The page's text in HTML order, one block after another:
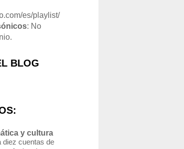
es/playlist/
: No
BLOG
y cultura
diez cuentas de